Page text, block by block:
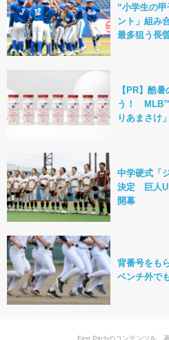
“小学生の
ント」組み
最多狙う長
【PR】酷
う！ MLB™
りあまさけ
中学硬式「
決定 巨人
開幕
背番号をも
ベンチ外で
First Pitchのコンテンツを、